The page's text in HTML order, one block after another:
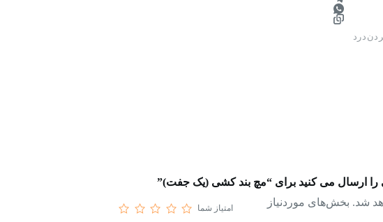
را ارسال می کنید برای “مچ بند کشی (یک جفت)”
شد. بخش‌های موردنیاز
امتیاز شما